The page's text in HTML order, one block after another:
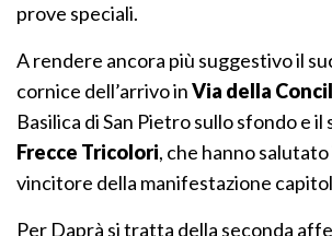
prove speciali.
A rendere ancora più suggestivo il
cornice dell’arrivo inVia della
Basilica di San Pietro sullo sfondo e il
Frecce Tricolori, che hanno
vincitore della manifestazione
Per Daprà si tratta della seconda